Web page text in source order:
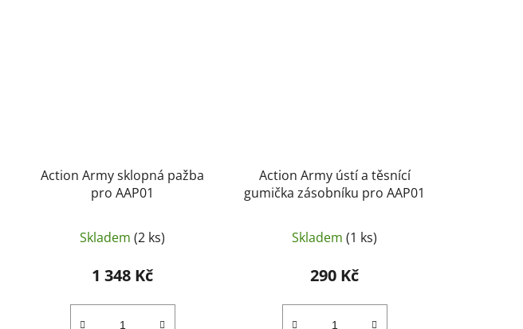
Action Army sklopná pažba
pro AAP01
Skladem(2 ks)
1 348 Kč
Action Army ústí a těsnící
gumička zásobníku pro AAP01
Skladem(1 ks)
290 Kč